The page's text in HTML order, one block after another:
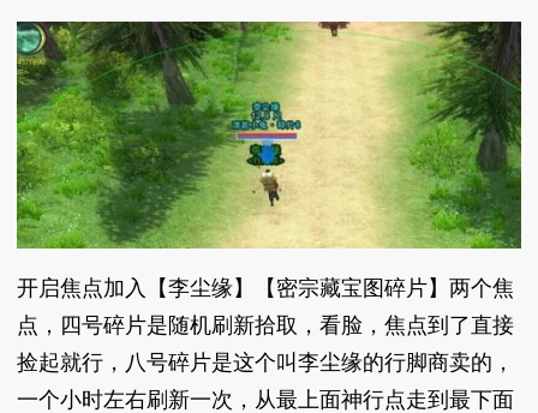
开启焦点加入【李尘缘】【密宗藏宝图碎片】两个焦
点，四号碎片是随机刷新拾取，看脸，焦点到了直接
捡起就行，八号碎片是这个叫李尘缘的行脚商卖的，
一个小时左右刷新一次，从最上面神行点走到最下面